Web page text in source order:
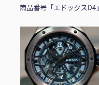
商品番号「エドックスD4」